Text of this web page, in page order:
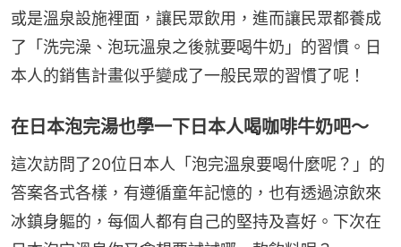
或是溫泉設施裡面，讓民眾飲用，進而讓民眾都養成
了「洗完澡、泡玩溫泉之後就要喝牛奶」的習慣。日
本人的銷售計畫似乎變成了一般民眾的習慣了呢！
在日本泡完湯也學一下日本人喝咖啡牛奶吧～
這次訪問了20位日本人「泡完溫泉要喝什麼呢？」的
答案各式各樣，有遵循童年記憶的，也有透過涼飲來
冰鎮身軀的，每個人都有自己的堅持及喜好。下次在